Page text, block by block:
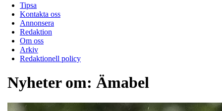
Tipsa
Kontakta oss
Annonsera
Redaktion
Om oss
Arkiv
Redaktionell policy
Nyheter om: Ämabel